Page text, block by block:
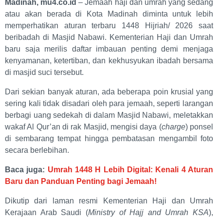
Madinah, mu4.co.id – Jemaah haji dan umrah yang sedang
atau akan berada di Kota Madinah diminta untuk lebih
memperhatikan aturan terbaru 1448 Hijriah/ 2026 saat
beribadah di Masjid Nabawi. Kementerian Haji dan Umrah
baru saja merilis daftar imbauan penting demi menjaga
kenyamanan, ketertiban, dan kekhusyukan ibadah bersama
di masjid suci tersebut.
Dari sekian banyak aturan, ada beberapa poin krusial yang
sering kali tidak disadari oleh para jemaah, seperti larangan
berbagi uang sedekah di dalam Masjid Nabawi, meletakkan
wakaf Al Qur’an di rak Masjid, mengisi daya (charge) ponsel
di sembarang tempat hingga pembatasan mengambil foto
secara berlebihan.
Baca juga: Umrah 1448 H Lebih Digital: Kenali 4 Aturan
Baru dan Panduan Penting bagi Jemaah!
Dikutip dari laman resmi Kementerian Haji dan Umrah
Kerajaan Arab Saudi (Ministry of Hajj and Umrah KSA),